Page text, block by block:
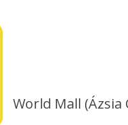
World Mall